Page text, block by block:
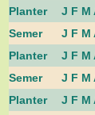
Planter
J F M
Semer
J F M
Planter
J F M
Semer
J F M
Planter
J F M